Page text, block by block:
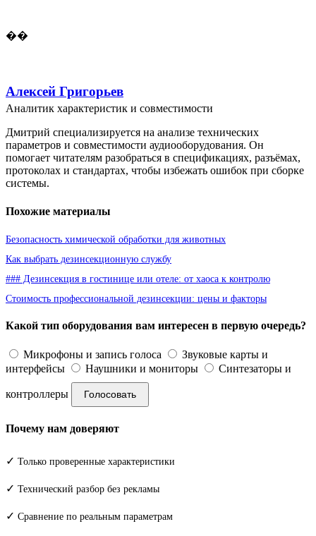
��
Алексей Григорьев
Аналитик характеристик и совместимости
Дмитрий специализируется на анализе технических
параметров и совместимости аудиооборудования. Он
помогает читателям разобраться в спецификациях, разъёмах,
протоколах и стандартах, чтобы избежать ошибок при сборке
системы.
Похожие материалы
Безопасность химической обработки для животных
Как выбрать дезинсекционную службу
### Дезинсекция в гостинице или отеле: от хаоса к контролю
Стоимость профессиональной дезинсекции: цены и факторы
Какой тип оборудования вам интересен в первую очередь?
Микрофоны и запись голоса
Звуковые карты и
интерфейсы
Наушники и мониторы Синтезаторы и
контроллеры Голосовать
Почему нам доверяют
✓ Только проверенные характеристики
✓ Технический разбор без рекламы
✓ Сравнение по реальным параметрам